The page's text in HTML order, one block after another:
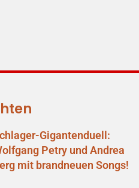
Gigantenduell:
Petry und Andrea
mit brandneuen Songs!